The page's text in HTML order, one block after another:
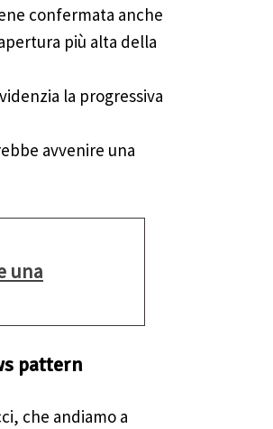
confermata anche
più alta della
la progressiva
avvenire una
una
pattern
che andiamo a